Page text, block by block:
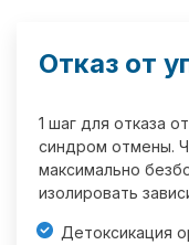
Отказ от
1 шаг для отказа
синдром отмены.
максимально
изолировать
Детоксикация